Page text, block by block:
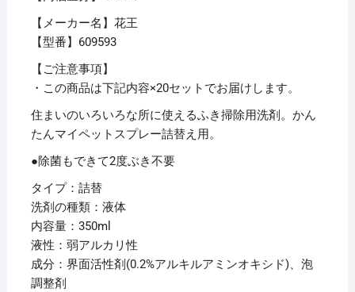
個【メーカー名】花王
【型番】609593
【ご注意事項】
・この商品は下記内容×20セットでお届けします。
住まいのいろいろな所に使えるふき掃除用洗剤。かん
たんマイペットスプレー詰替え用。
●除菌もできて2度ぶき不要
タイプ：詰替
洗剤の種類：液体
内容量：350ml
液性：弱アルカリ性
成分：界面活性剤(0.2%アルキルアミンオキシド)、泡
調整剤